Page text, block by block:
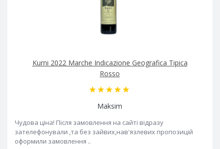
Kurni 2022 Marche Indicazione Geografica Tipica
Rosso
Maksim
Чудова ціна! Після замовлення на сайті відразу
зателефонували ,та без зайвих,нав'язлевих пропозицій
оформили замовлення ..